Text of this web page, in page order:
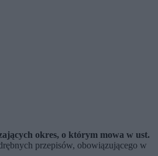
okres, o którym mowa w ust.
przepisów, obowiązującego w